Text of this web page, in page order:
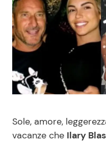
News Spettacolo
Benessere
Casa
Mondo Mamma
Sole, amore,
vacanze che Ilary